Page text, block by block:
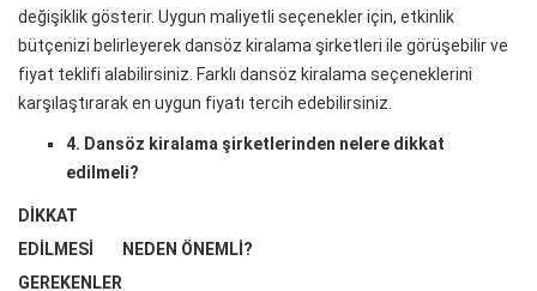
değişiklik gösterir. Uygun maliyetli seçenekler için, etkinlik
bütçenizi belirleyerek dansöz kiralama şirketleri ile görüşebilir ve
fiyat teklifi alabilirsiniz. Farklı dansöz kiralama seçeneklerini
karşılaştırarak en uygun fiyatı tercih edebilirsiniz.
4. Dansöz kiralama şirketlerinden nelere dikkat
edilmeli?
DIKKAT
EDILMESI
GEREKENLER
NEDEN ÖNEMLI?